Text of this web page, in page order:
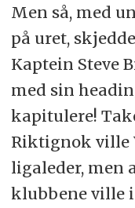
Men så, med
på uret,
Kaptein Steve
med sin
kapitulere!
Riktignok ville
ligaleder, men
klubbene ville